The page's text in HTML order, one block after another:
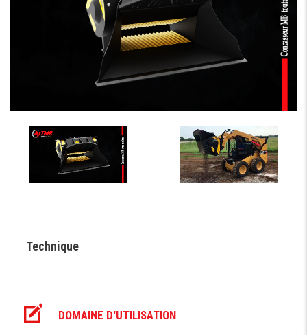
Technique
DOMAINE D'UTILISATION